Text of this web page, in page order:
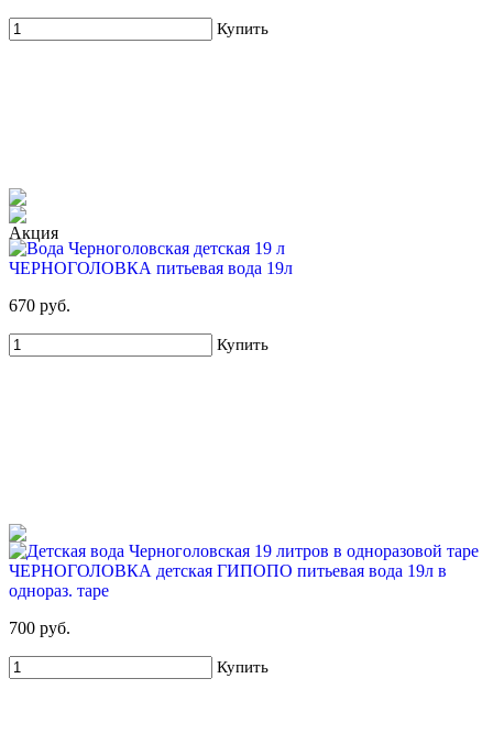
Купить
ЧЕРНОГОЛОВКА питьевая вода 19л
670 руб.
Купить
ЧЕРНОГОЛОВКА детская ГИПОПО питьевая вода 19л в
однораз. таре
700 руб.
Купить